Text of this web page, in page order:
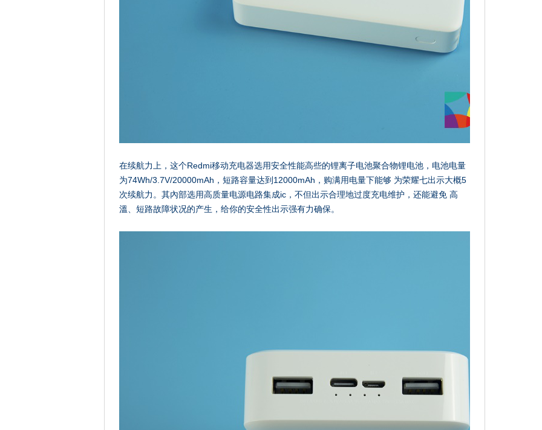
在续航力上，这个Redmi移动充电器选用安全性能高些的锂离子电池聚合物锂电池，电池电量
为74Wh/3.7V/20000mAh，短路容量达到12000mAh，购满用电量下能够 为荣耀七出示大概5
次续航力。其內部选用高质量电源电路集成ic，不但出示合理地过度充电维护，还能避免 高
溫、短路故障状况的产生，给你的安全性出示强有力确保。